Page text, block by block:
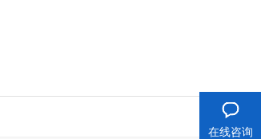
在线咨询